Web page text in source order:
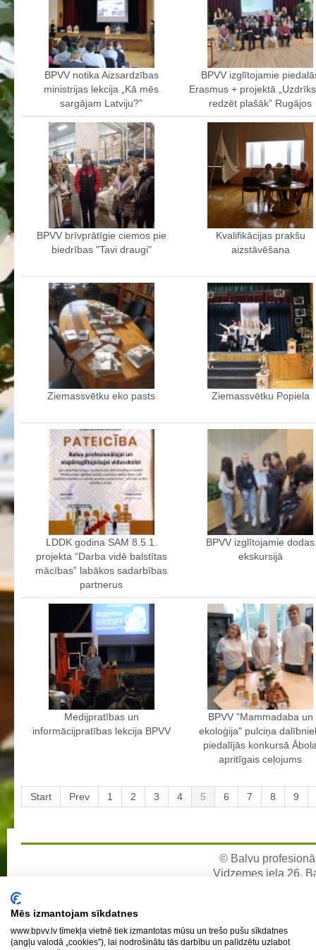
Aktualizētais pašvērtējuma ziņojums 2024
Aktualizētais pašvērtējuma ziņojums 2025
BPVV attīstības un investīciju stratēģijas plāns
Investīciju un attīstības stratēģija
Skolas telpu īres cenrādis
Skolas internāts
Biedrība
BPVV ciklogramma
Nolikums
Konvents
Latvijas Koks "Biedra sertifikāts"
Vispārējās izglītības programmas
Valsts aizsardzības mācību programma
Profesionālās izglītības programmas
Kokizstrādājumu izgatavošana
Šūto izstrādājumu ražošanas tehnoloģija
Bērnu aprūpe
Skaistumkopšanas pakalpojumi
Koksnes materiālu apstrādātājs
Klašu audzinātāju saraksts
Interešu izglītība un pulciņi
Mācību stundu norises laiki
BPVV skolotāju konsultāciju grafiks 2025./2026. m.g.
Normatīvie akti
Audzināšanas darba prioritātes
Mācīšanās grupas
Individuālie nepieciešamie mācību līdzekļi un piederumi darbam
stundās
Ēdienkarte
Karjeras izglītība
BPVV notika Aizsardzības
ministrijas lekcija „Kā mēs
sargājam Latviju?”
BPVV izglītojamie
Erasmus + projektā
redzēt plašāk” Rugājos
BPVV brīvprātīgie ciemos pie
biedrības "Tavi draugi"
Kvalifikācijas prakšu
aizstāvēšana
Ziemassvētku eko pasts Ziemassvētku Popiela
LDDK godina SAM 8.5.1.
projekta “Darba vidē balstītas
mācības” labākos sadarbības
partnerus
BPVV izglītojamie dodas
ekskursijā
Medijpratības un
informācijpratības lekcija BPVV
BPVV "Mammadaba un
ekoloģija" pulciņa
piedalījās konkursā
apritīgais ceļojums
Start Prev 1 2 3 4 5 6 7 8 9
© Balvu
Vidzemes iela 26,
Mēs izmantojam sīkdatnes
www.bpvv.lv tīmekļa vietnē tiek izmantotas mūsu un trešo pušu sīkdatnes
(angļu valodā „cookies”), lai nodrošinātu tās darbību un palīdzētu uzlabot